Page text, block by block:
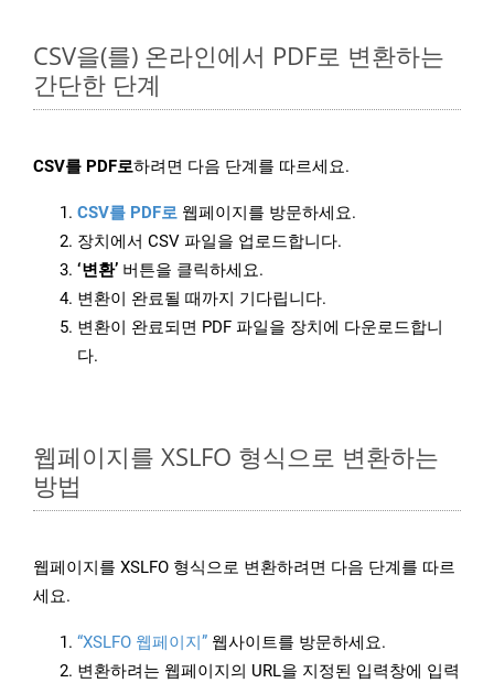
CSV을(를) 온라인에서 PDF로 변환하는
간단한 단계
CSV를 PDF로하려면 다음 단계를 따르세요.
CSV를 PDF로 웹페이지를 방문하세요.
장치에서 CSV 파일을 업로드합니다.
‘변환’ 버튼을 클릭하세요.
변환이 완료될 때까지 기다립니다.
변환이 완료되면 PDF 파일을 장치에 다운로드합니
다.
웹페이지를 XSLFO 형식으로 변환하는
방법
웹페이지를 XSLFO 형식으로 변환하려면 다음 단계를 따르
세요.
“XSLFO 웹페이지” 웹사이트를 방문하세요.
변환하려는 웹페이지의 URL을 지정된 입력창에 입력